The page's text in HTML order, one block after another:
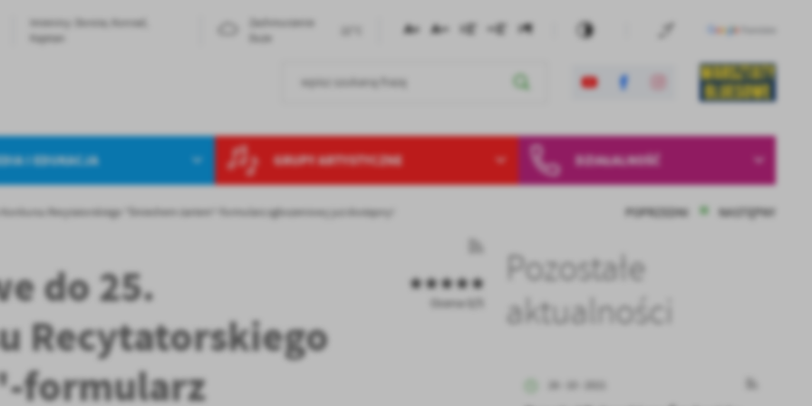
Imieniny: Dorota, Konrad,
Kajetan
I EDUKACJA GRUPY ARTYSTYCZNE DZIAŁALNOŚĆ
Recytatorskiego "Śmiechem-żartem"-formularz zgłoszeniowy już dostępny! POPRZEDNI NASTĘPNY
do 25.
Recytatorskiego
formularz
Ocena 0/5
Pozostałe
aktualności